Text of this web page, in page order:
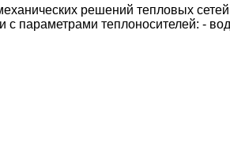
решений тепловых
с параметрами теплоносителей: -